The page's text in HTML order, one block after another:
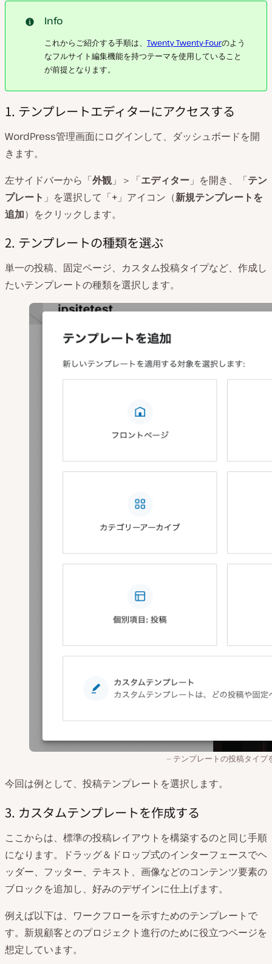
Info
これからご紹介する手順は、 Twenty Twenty-Fourのよう
なフルサイト編集機能を持つテーマを使用していること
が前提となります。
1. テンプレートエディターにアクセスする
WordPress管理画面にログインして、ダッシュボードを開
きます。
左サイドバーから「外観」＞「エディター 」を開き、「テン
プレート 」を選択して「+ 」アイコン（新規テンプレートを
追加）をクリックします。
2. テンプレートの種類を選ぶ
単一の投稿、固定ページ、カスタム投稿タイプなど、作成し
たいテンプレートの種類を選択します。
テンプレートの投稿タイプ
今回は例として、投稿テンプレートを選択します。
3. カスタムテンプレートを作成する
ここからは、標準の投稿レイアウトを構築するのと同じ手順
になります。ドラッグ＆ドロップ式のインターフェースでヘ
ッダー、フッター、テキスト、画像などのコンテンツ要素の
ブロックを追加し、好みのデザインに仕上げます。
例えば以下は、ワークフローを示すためのテンプレートで
す。新規顧客とのプロジェクト進行のために役立つページを
想定しています。